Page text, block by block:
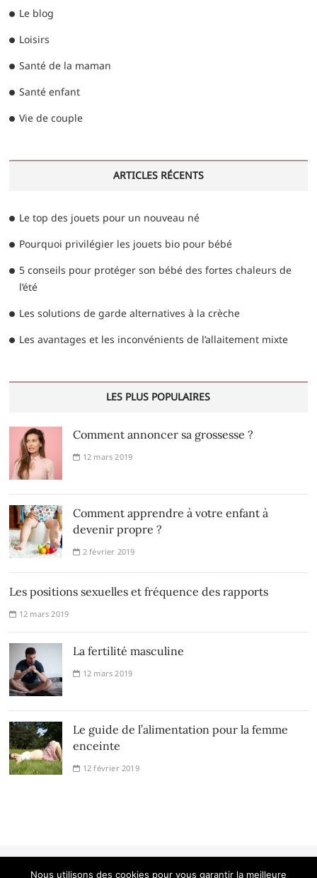
Le blog
Loisirs
Santé de la maman
Santé enfant
Vie de couple
ARTICLES RÉCENTS
Le top des jouets pour un nouveau né
Pourquoi privilégier les jouets bio pour bébé
5 conseils pour protéger son bébé des fortes chaleurs de
l’été
Les solutions de garde alternatives à la crèche
Les avantages et les inconvénients de l’allaitement mixte
LES PLUS POPULAIRES
Comment annoncer sa grossesse ?
12 mars 2019
Comment apprendre à votre enfant à
devenir propre ?
2 février 2019
Les positions sexuelles et fréquence des rapports
12 mars 2019
La fertilité masculine
12 mars 2019
Le guide de l’alimentation pour la femme
enceinte
12 février 2019
Nous utilisons des cookies pour vous garantir la meilleure